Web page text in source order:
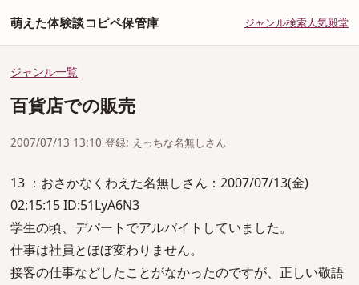
萌えた体験談コピペ保管庫 ジャンル検索人気殿堂
ジャンル一覧
百貨店での販売
2007/07/13 13:10 登録: えっちな名無しさん
13 ：おさかなくわえた名無しさん：2007/07/13(金)
02:15:15 ID:51LyA6N3
学生の頃、デパートでアルバイトしていました。
仕事は社員とほぼ変わりません。
接客の仕事などしたことがなかったのですが、正しい敬語